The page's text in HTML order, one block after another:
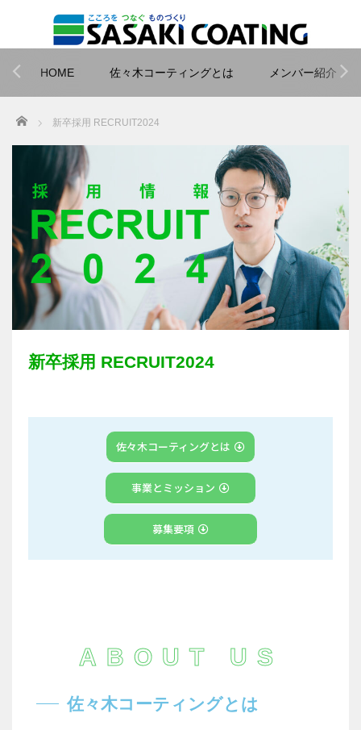
HOME 佐々木コーティングとは メンバー紹介
Home 新卒採用 RECRUIT2024
新卒採用 RECRUIT2024
佐々木コーティングとは
事業とミッション​
募集要項​
ABOUT US
佐々木コーティングとは